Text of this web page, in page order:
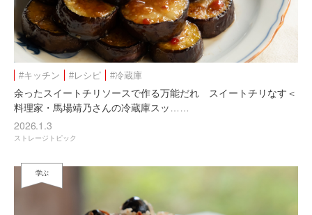
#キッチン #レシピ #冷蔵庫
余ったスイートチリソースで作る万能だれ スイートチリなす＜
料理家・馬場靖乃さんの冷蔵庫スッ……
2026.1.3
ストレージトピック
学ぶ